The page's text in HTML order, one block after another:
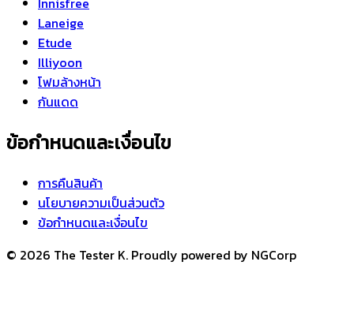
Laneige
Etude
Illiyoon
โฟมล้างหน้า
กันแดด
ข้อกำหนดและเงื่อนไข
การคืนสินค้า
นโยบายความเป็นส่วนตัว
ข้อกำหนดและเงื่อนไข
© 2026 The Tester K. Proudly powered by NGCorp